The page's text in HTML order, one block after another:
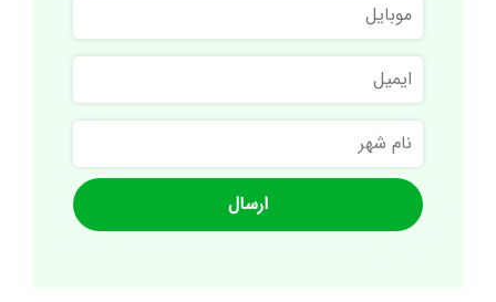
ایمیل
نام
شهر